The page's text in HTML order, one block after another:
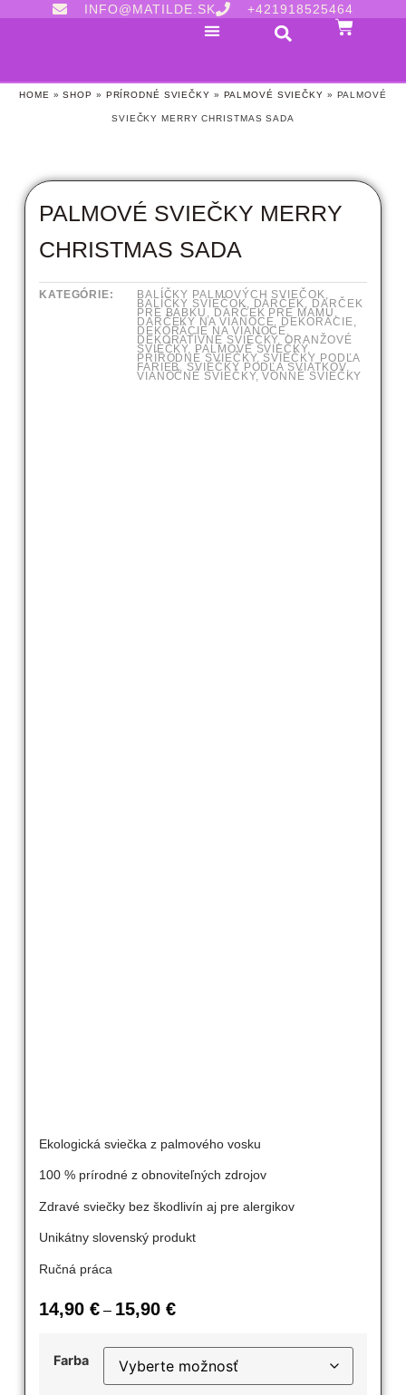
INFO@MATILDE.SK +421918525464
HOME »SHOP » PRÍRODNÉ SVIEČKY » PALMOVÉ SVIEČKY » PALMOVÉ
SVIEČKY MERRY CHRISTMAS SADA
PALMOVÉ SVIEČKY MERRY
CHRISTMAS SADA
KATEGÓRIE: BALÍČKY PALMOVÝCH SVIEČOK,
BALÍČKY SVIEČOK, DARČEK, DARČEK
PRE BABKU , DARČEK PRE MAMU ,
DARČEKY NA VIANOCE, DEKORÁCIE,
DEKORÁCIE NA VIANOCE,
DEKORATÍVNE SVIEČKY,ORANŽOVÉ
SVIEČKY, PALMOVÉ SVIEČKY,
PRÍRODNÉ SVIEČKY, SVIEČKY PODĽA
FARIEB, SVIEČKY PODĽA SVIATKOV,
VIANOČNÉ SVIEČKY,VONNÉ SVIEČKY
Ekologická sviečka z palmového vosku
100 % prírodné z obnoviteľných zdrojov
Zdravé sviečky bez škodlivín aj pre alergikov
Unikátny slovenský produkt
Ručná práca
14,90 € – 15,90 €
Farba